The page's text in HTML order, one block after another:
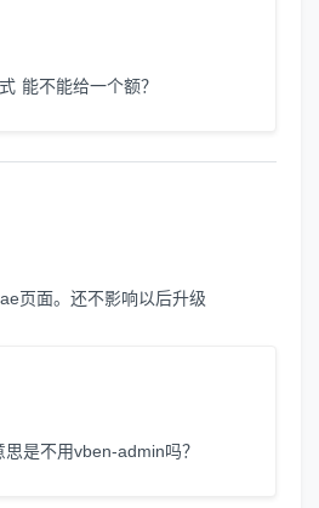
能不能给一个额？
页面。还不影响以后升级
是不用vben-admin吗？